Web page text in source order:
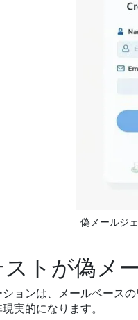
偽メールジ
トが偽メ
ョンは、メールベース
実的になります。